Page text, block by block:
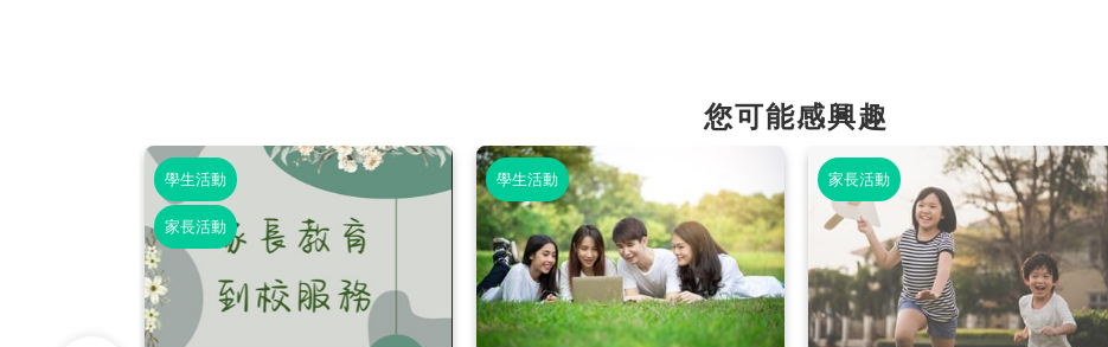
您可能感興趣
學生活動
家長活動
學生活動 家長活動